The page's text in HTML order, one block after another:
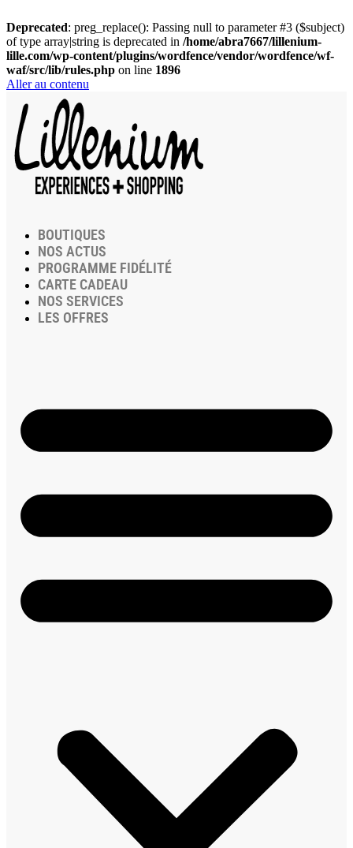
Deprecated: preg_replace(): Passing null to parameter #3 ($subject)
of type array|string is deprecated in /home/abra7667/lillenium-
lille.com/wp-content/plugins/wordfence/vendor/wordfence/wf-
waf/src/lib/rules.php on line 1896
Aller au contenu
BOUTIQUES
NOS ACTUS
PROGRAMME FIDÉLITÉ
CARTE CADEAU
NOS SERVICES
LES OFFRES